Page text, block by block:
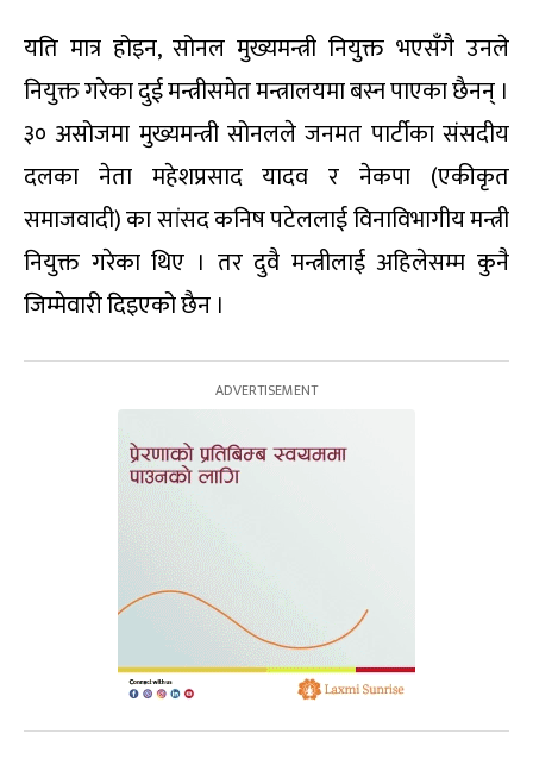
यति मात्र होइन, सोनल मुख्यमन्त्री नियुक्त भएसँगै उनले
नियुक्त गरेका दुई मन्त्रीसमेत मन्त्रालयमा बस्न पाएका छैनन् ।
३० असोजमा मुख्यमन्त्री सोनलले जनमत पार्टीका संसदीय
दलका नेता महेशप्रसाद यादव र नेकपा (एकीकृत
समाजवादी) का सांसद कनिष पटेललाई विनाविभागीय मन्त्री
नियुक्त गरेका थिए । तर दुवै मन्त्रीलाई अहिलेसम्म कुनै
जिम्मेवारी दिइएको छैन ।